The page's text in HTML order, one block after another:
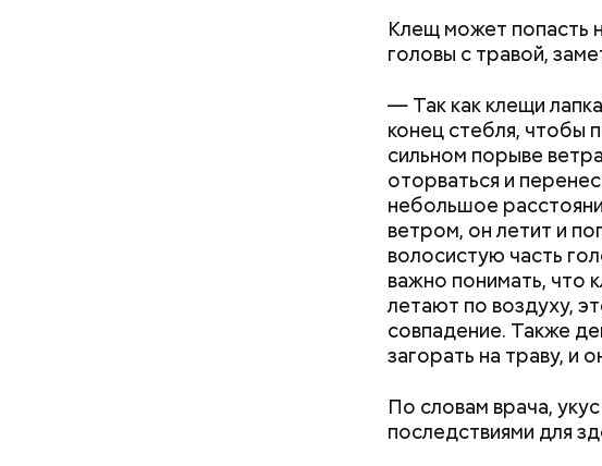
Клещ может попасть
головы с травой,
— Так как клещи
конец стебля, чтобы
сильном порыве
оторваться и
небольшое
ветром, он летит и
волосистую часть
важно понимать, что
летают по воздуху,
совпадение. Также
загорать на траву, и
По словам врача,
последствиями для
Международный
философ Жан-Пьер
похожа на знак
праздник
философии, а также
День малины со
не